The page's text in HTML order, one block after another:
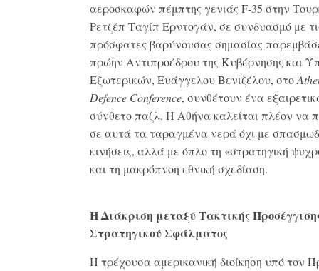
αεροσκαφών πέμπτης γενιάς F-35 στην
Ρετζέπ Ταγίπ Ερντογάν, σε συνδυασμό με
πρόσφατες βαρύνουσας σημασίας
πρώην Αντιπροέδρου της Κυβέρνησης και
Εξωτερικών, Ευάγγελου Βενιζέλου, στο
Defence Conference, συνθέτουν ένα
σύνθετο παζλ. Η Αθήνα καλείται πλέον να
σε αυτά τα ταραγμένα νερά όχι με
κινήσεις, αλλά με όπλο τη «στρατηγική
και τη μακρόπνοη εθνική σχεδίαση.
Η Διάκριση μεταξύ Τακτικής
Στρατηγικού Σφάλματος
Η τρέχουσα αμερικανική διοίκηση υπό τον